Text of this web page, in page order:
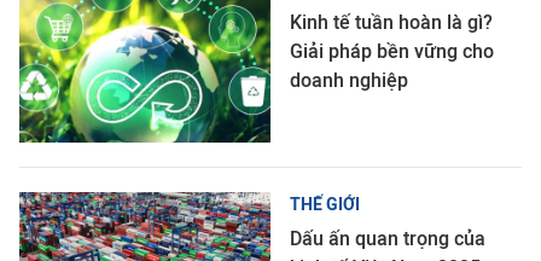
Kinh tế tuần hoàn là gì?
Giải pháp bền vững cho
doanh nghiệp
THẾ GIỚI
Dấu ấn quan trọng của